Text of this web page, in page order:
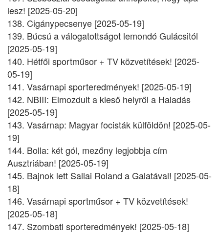
lesz! [2025-05-20]
138. Cigánypecsenye [2025-05-19]
139. Búcsú a válogatottságot lemondó Gulácsitól
[2025-05-19]
140. Hétfői sportműsor + TV közvetítések! [2025-
05-19]
141. Vasárnapi sporteredmények! [2025-05-19]
142. NBIII: Elmozdult a kieső helyről a Haladás
[2025-05-19]
143. Vasárnap: Magyar focisták külföldön! [2025-05-
19]
144. Bolla: két gól, mezőny legjobbja cím
Ausztriában! [2025-05-19]
145. Bajnok lett Sallai Roland a Galatával! [2025-05-
18]
146. Vasárnapi sportműsor + TV közvetítések!
[2025-05-18]
147. Szombati sporteredmények! [2025-05-18]